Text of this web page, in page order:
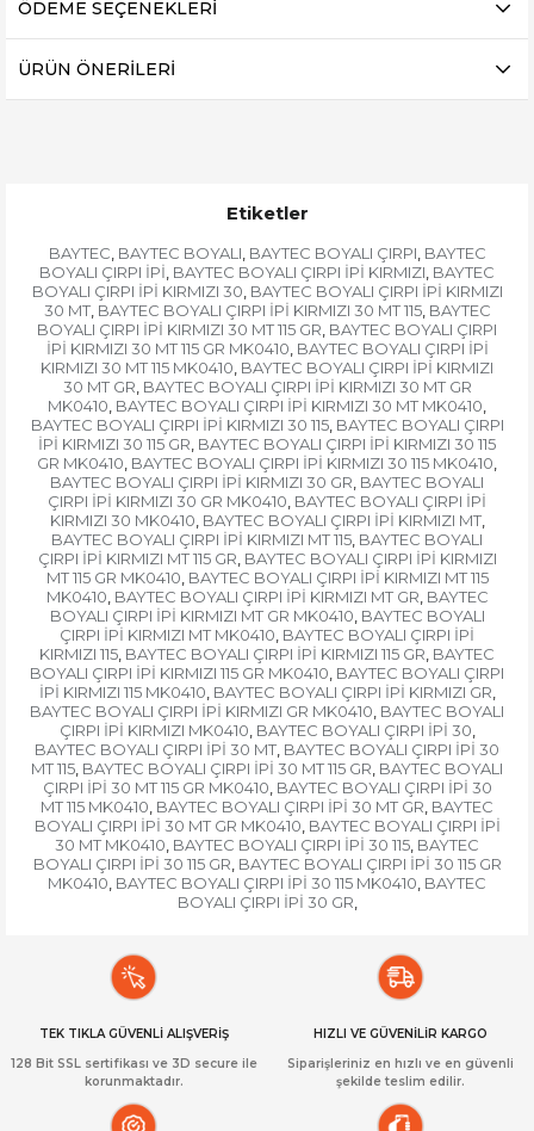
ÖDEME SEÇENEKLERI
ÜRÜN ÖNERILERI
Etiketler
BAYTEC, BAYTEC BOYALI, BAYTEC BOYALI ÇIRPI, BAYTEC
BOYALI ÇIRPI İPİ, BAYTEC BOYALI ÇIRPI İPİ KIRMIZI, BAYTEC
BOYALI ÇIRPI İPİ KIRMIZI 30, BAYTEC BOYALI ÇIRPI İPİ KIRMIZI
30 MT, BAYTEC BOYALI ÇIRPI İPİ KIRMIZI 30 MT 115, BAYTEC
BOYALI ÇIRPI İPİ KIRMIZI 30 MT 115 GR, BAYTEC BOYALI ÇIRPI
İPİ KIRMIZI 30 MT 115 GR MK0410, BAYTEC BOYALI ÇIRPI İPİ
KIRMIZI 30 MT 115 MK0410, BAYTEC BOYALI ÇIRPI İPİ KIRMIZI
30 MT GR, BAYTEC BOYALI ÇIRPI İPİ KIRMIZI 30 MT GR
MK0410, BAYTEC BOYALI ÇIRPI İPİ KIRMIZI 30 MT MK0410,
BAYTEC BOYALI ÇIRPI İPİ KIRMIZI 30 115, BAYTEC BOYALI ÇIRPI
İPİ KIRMIZI 30 115 GR, BAYTEC BOYALI ÇIRPI İPİ KIRMIZI 30 115
GR MK0410, BAYTEC BOYALI ÇIRPI İPİ KIRMIZI 30 115 MK0410,
BAYTEC BOYALI ÇIRPI İPİ KIRMIZI 30 GR, BAYTEC BOYALI
ÇIRPI İPİ KIRMIZI 30 GR MK0410, BAYTEC BOYALI ÇIRPI İPİ
KIRMIZI 30 MK0410, BAYTEC BOYALI ÇIRPI İPİ KIRMIZI MT,
BAYTEC BOYALI ÇIRPI İPİ KIRMIZI MT 115, BAYTEC BOYALI
ÇIRPI İPİ KIRMIZI MT 115 GR, BAYTEC BOYALI ÇIRPI İPİ KIRMIZI
MT 115 GR MK0410, BAYTEC BOYALI ÇIRPI İPİ KIRMIZI MT 115
MK0410, BAYTEC BOYALI ÇIRPI İPİ KIRMIZI MT GR, BAYTEC
BOYALI ÇIRPI İPİ KIRMIZI MT GR MK0410, BAYTEC BOYALI
ÇIRPI İPİ KIRMIZI MT MK0410, BAYTEC BOYALI ÇIRPI İPİ
KIRMIZI 115, BAYTEC BOYALI ÇIRPI İPİ KIRMIZI 115 GR, BAYTEC
BOYALI ÇIRPI İPİ KIRMIZI 115 GR MK0410, BAYTEC BOYALI ÇIRPI
İPİ KIRMIZI 115 MK0410, BAYTEC BOYALI ÇIRPI İPİ KIRMIZI GR,
BAYTEC BOYALI ÇIRPI İPİ KIRMIZI GR MK0410, BAYTEC BOYALI
ÇIRPI İPİ KIRMIZI MK0410, BAYTEC BOYALI ÇIRPI İPİ 30,
BAYTEC BOYALI ÇIRPI İPİ 30 MT, BAYTEC BOYALI ÇIRPI İPİ 30
MT 115, BAYTEC BOYALI ÇIRPI İPİ 30 MT 115 GR, BAYTEC BOYALI
ÇIRPI İPİ 30 MT 115 GR MK0410, BAYTEC BOYALI ÇIRPI İPİ 30
MT 115 MK0410, BAYTEC BOYALI ÇIRPI İPİ 30 MT GR, BAYTEC
BOYALI ÇIRPI İPİ 30 MT GR MK0410, BAYTEC BOYALI ÇIRPI İPİ
30 MT MK0410, BAYTEC BOYALI ÇIRPI İPİ 30 115, BAYTEC
BOYALI ÇIRPI İPİ 30 115 GR, BAYTEC BOYALI ÇIRPI İPİ 30 115 GR
MK0410, BAYTEC BOYALI ÇIRPI İPİ 30 115 MK0410, BAYTEC
BOYALI ÇIRPI İPİ 30 GR,
TEK TIKLA GÜVENLİ ALIŞVERİŞ
128 Bit SSL sertifikası ve 3D secure ile
korunmaktadır.
HIZLI VE GÜVENİLİR KARGO
Siparişleriniz en hızlı ve en güvenli
şekilde teslim edilir.